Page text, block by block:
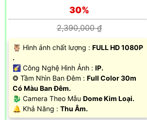
30%
2,390,000 ₫
🦉 Hình ảnh chất lượng : FULL HD 1080P
.
🌠 Công Nghệ Hình Ảnh : IP.
❂ Tầm Nhìn Ban Đêm : Full Color 30m
Có Màu Ban Đêm.
🐉️ Camera Theo Mẫu Dome Kim Loại.
️🔔 Khả Năng : Thu Âm.